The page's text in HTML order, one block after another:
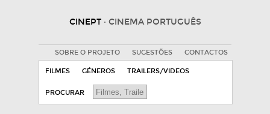
CINEPT · CINEMA PORTUGUÊS
SOBRE O PROJETO SUGESTÕES CONTACTOS
FILMES GÉNEROS TRAILERS/VIDEOS
PROCURAR